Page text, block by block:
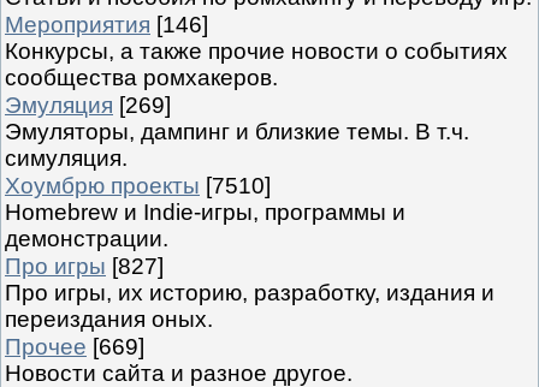
Мероприятия [146]
Конкурсы, а также прочие новости о событиях
сообщества ромхакеров.
Эмуляция [269]
Эмуляторы, дампинг и близкие темы. В т.ч.
симуляция.
Хоумбрю проекты [7510]
Homebrew и Indie-игры, программы и
демонстрации.
Про игры [827]
Про игры, их историю, разработку, издания и
переиздания оных.
Прочее [669]
Новости сайта и разное другое.